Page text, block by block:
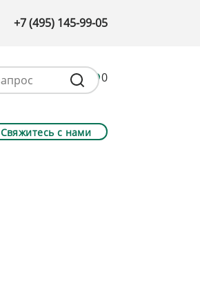
+7 (495) 145-99-05
0
Свяжитесь с нами